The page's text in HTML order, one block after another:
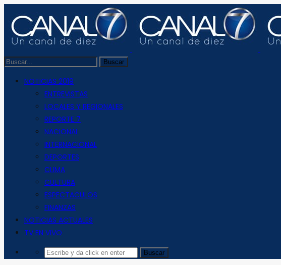
NOTICIAS 2019
ENTREVISTAS
LOCALES Y REGIONALES
REPORTE 7
NACIONAL
INTERNACIONAL
DEPORTES
CLIMA
CULTURA
ESPECTACULOS
FINANZAS
NOTICIAS ACTUALES
TV EN VIVO